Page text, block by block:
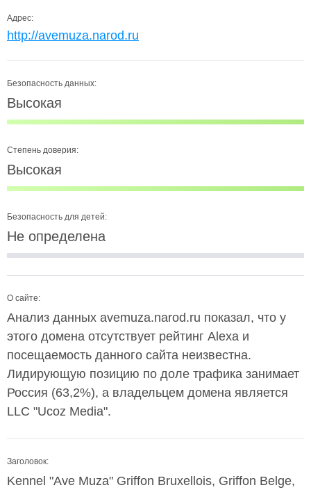
Адрес:
http://avemuza.narod.ru
Безопасность данных:
Высокая
Степень доверия:
Высокая
Безопасность для детей:
Не определена
О сайте:
Анализ данных avemuza.narod.ru показал, что у
этого домена отсутствует рейтинг Alexa и
посещаемость данного сайта неизвестна.
Лидирующую позицию по доле трафика занимает
Россия (63,2%), а владельцем домена является
LLC "Ucoz Media".
Заголовок:
Kennel "Ave Muza" Griffon Bruxellois, Griffon Belge,